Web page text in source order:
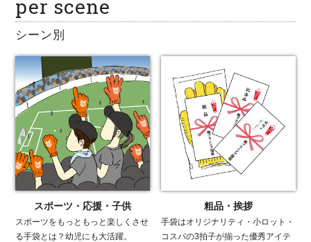
per scene
シーン別
スポーツ・応援・子供
スポーツをもっともっと楽しくさせ
る手袋とは？幼児にも大活躍。
粗品・挨拶
手袋はオリジナリティ・小ロット・
コスパの3拍子が揃った優秀アイテ